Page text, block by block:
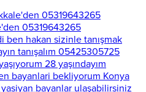
05319643265
05319643265
ben hakan sizinle tanışmak
tanışalım 05425305725
28 yaşındayım
bayanlari bekliyorum Konya
bayanlar ulaşabilirsiniz